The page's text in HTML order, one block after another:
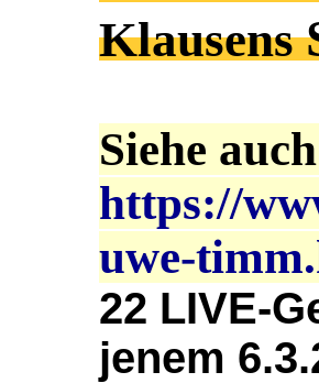
Klausens
Siehe
https://
uwe-
22 LIVE-
jenem